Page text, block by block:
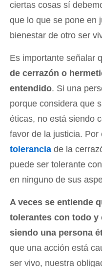
ciertas cosas sí
que lo que se pone en
bienestar de otro ser
Es importante señalar
de cerrazón o
entendido. Si una
porque considera que
éticas, no está siendo
favor de la justicia.
tolerancia de la
puede ser tolerante
en ninguno de sus
A veces se entiende
tolerantes con todo y
siendo una persona
que una acción está
ser vivo, nuestra